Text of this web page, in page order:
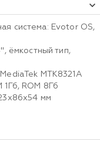
система: Evotor OS,
ёмкостный тип,
MTK8321A
1Гб, ROM 8Гб
мм